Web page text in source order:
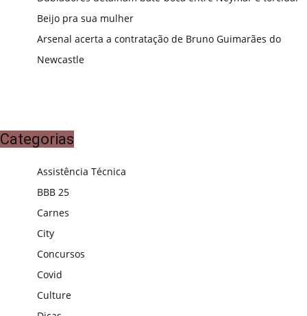
Beijo pra sua mulher
Arsenal acerta a contratação de Bruno Guimarães do
Newcastle
Categorias
Assistência Técnica
BBB 25
Carnes
City
Concursos
Covid
Culture